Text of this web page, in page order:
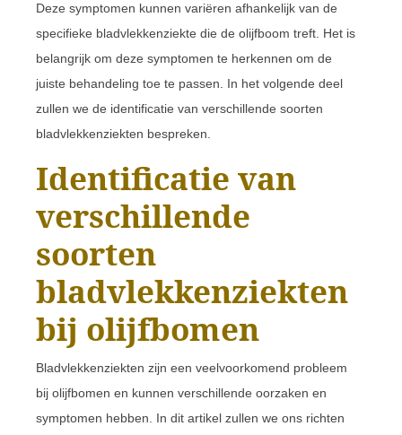
Deze symptomen kunnen variëren afhankelijk van de
specifieke bladvlekkenziekte die de olijfboom treft. Het is
belangrijk om deze symptomen te herkennen om de
juiste behandeling toe te passen. In het volgende deel
zullen we de identificatie van verschillende soorten
bladvlekkenziekten bespreken.
Identificatie van
verschillende
soorten
bladvlekkenziekten
bij olijfbomen
Bladvlekkenziekten zijn een veelvoorkomend probleem
bij olijfbomen en kunnen verschillende oorzaken en
symptomen hebben. In dit artikel zullen we ons richten